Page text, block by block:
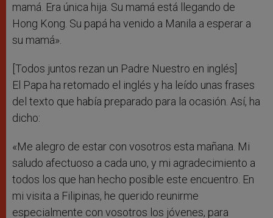
mamá. Era única hija. Su mamá está llegando de
Hong Kong. Su papá ha venido a Manila a esperar a
su mamá».
[Todos juntos rezan un Padre Nuestro en inglés]
El Papa ha retomado el inglés y ha leído unas frases
del texto que había preparado para la ocasión. Así, ha
dicho:
«Me alegro de estar con vosotros esta mañana. Mi
saludo afectuoso a cada uno, y mi agradecimiento a
todos los que han hecho posible este encuentro. En
mi visita a Filipinas, he querido reunirme
especialmente con vosotros los jóvenes, para